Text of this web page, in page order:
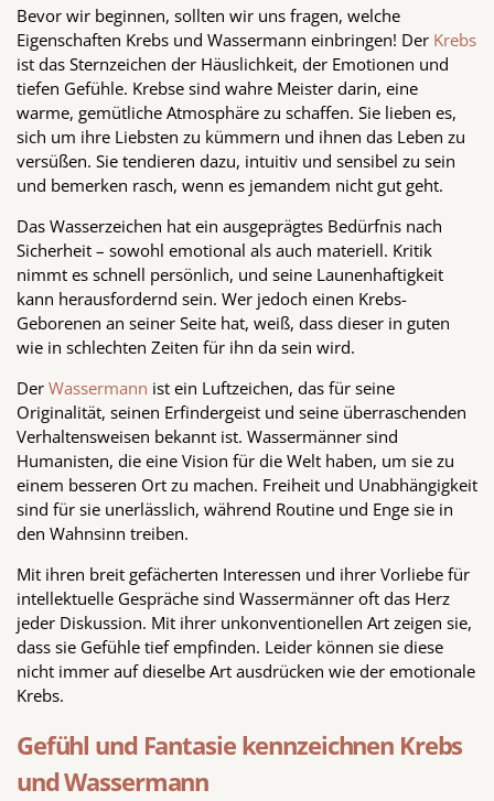
Bevor wir beginnen, sollten wir uns fragen, welche
Eigenschaften Krebs und Wassermann einbringen! Der Krebs
ist das Sternzeichen der Häuslichkeit, der Emotionen und
tiefen Gefühle. Krebse sind wahre Meister darin, eine
warme, gemütliche Atmosphäre zu schaffen. Sie lieben es,
sich um ihre Liebsten zu kümmern und ihnen das Leben zu
versüßen. Sie tendieren dazu, intuitiv und sensibel zu sein
und bemerken rasch, wenn es jemandem nicht gut geht.
Das Wasserzeichen hat ein ausgeprägtes Bedürfnis nach
Sicherheit – sowohl emotional als auch materiell. Kritik
nimmt es schnell persönlich, und seine Launenhaftigkeit
kann herausfordernd sein. Wer jedoch einen Krebs-
Geborenen an seiner Seite hat, weiß, dass dieser in guten
wie in schlechten Zeiten für ihn da sein wird.
Der Wassermann ist ein Luftzeichen, das für seine
Originalität, seinen Erfindergeist und seine überraschenden
Verhaltensweisen bekannt ist. Wassermänner sind
Humanisten, die eine Vision für die Welt haben, um sie zu
einem besseren Ort zu machen. Freiheit und Unabhängigkeit
sind für sie unerlässlich, während Routine und Enge sie in
den Wahnsinn treiben.
Mit ihren breit gefächerten Interessen und ihrer Vorliebe für
intellektuelle Gespräche sind Wassermänner oft das Herz
jeder Diskussion. Mit ihrer unkonventionellen Art zeigen sie,
dass sie Gefühle tief empfinden. Leider können sie diese
nicht immer auf dieselbe Art ausdrücken wie der emotionale
Krebs.
Gefühl und Fantasie kennzeichnen Krebs
und Wassermann